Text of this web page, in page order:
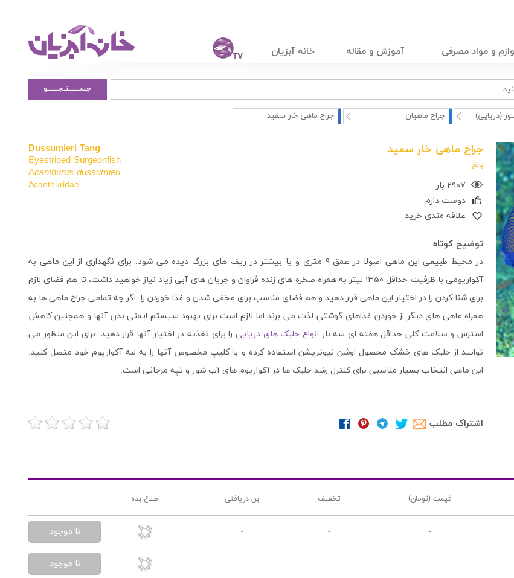
و مواد مصرفی آموزش و مقاله خانه آبزیان
جســــــتـجــــــو
(دریایی) جراح ماهیان جراح ماهی خار سفید
جراح ماهی خار سفید
بالغ
۲۹۰۷ بار
دوست دارم
علاقه مندی خرید
Dussumieri Tang
Eyestriped Surgeonfish
Acanthurus dussumieri
Acanthuridae
توضیح کوتاه
در محیط طبیعی این ماهی اصولا در عمق ۹ متری و یا بیشتر در ریف های بزرگ دیده می شود. برای نگهداری از این ماهی به
آکواریومی با ظرفیت حداقل ۱۳۵۰ لیتر به همراه صخره های زنده فراوان و جریان های آبی زیاد نیاز خواهید داشت، تا هم فضای لازم
برای شنا کردن را در اختیار این ماهی قرار دهید و هم فضای مناسب برای مخفی شدن و غذا خوردن را. اگر چه تمامی جراح ماهی ها به
همراه ماهی های دیگر از خوردن غذاهای گوشتی لذت می برند اما لازم است برای بهبود سیستم ایمنی بدن آنها و همچنین کاهش
استرس و سلامت کلی حداقل هفته ای سه بار انواع جلبک های دریایی را برای تغذیه در اختیار آنها قرار دهید. برای این منظور می
توانید از جلبک های خشک محصول اوشن نیوتریشن استفاده کرده و با کلیپ مخصوص آنها را به لبه آکواریوم خود متصل کنید.
این ماهی انتخاب بسیار مناسبی برای کنترل رشد جلبک ها در آکواریوم های آب شور و تپه مرجانی است.
اشتراک مطلب
قیمت (تومان) تخفیف بن دریافتی اطلاع بده
-
-
- نا موجود
-
-
- نا موجود